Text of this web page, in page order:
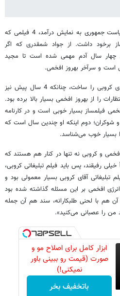
هر چهار فیلم تبلیغاتی کاندیداهای ریاست جمهوری به نمایش درآمد، 4 فیلمی که
برخود داشت. از جواد شمقدری که اگر
چهار سال آدم مهمی شده است تا مجید
و سرآخر بهروز افخمی.
بهروز افخمی فیلم تبلیغاتی شیخ‌مهدی کروبی را ساخت، چنانکه 4 سال پیش نیز
را از بهروز افخمی بسیار بالا برده بود.
فیلمساز بسیار خوبی است و در کارنامه
شوکران؛ دوم اینکه او چندین سال است که
بسیار خوب می‌شناسد.
و کروبی نه تنها در کنار هم هستند که
رفیقند، پس باید فیلم تبلیغاتی کروبی،
تبلیغاتی آقای کروبی بسیار معمولی بود و
افخمی بر این مسئله گذاشته شده بود
هم با لحنی طلبکارانه، سند هم آن جمله
من را عصبانی می‌کنید».
ابزار کامل برای اصلاح مو و
صورت (قیمت رو ببینی باور
نمیکنی!)
باتخفیف بخر